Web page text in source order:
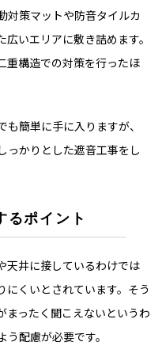
対策マットや防音タイルカ
いエリアに敷き詰めます。
重構造での対策を行ったほ
簡単に手に入りますが、
っかりとした遮音工事をし
るポイント
天井に接しているわけでは
にくいとされています。そう
まったく聞こえないというわ
配慮が必要です。